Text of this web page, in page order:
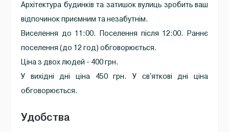
Архітектура будинків та затишок вулиць зробить ваш
відпочинок приємним та незабутнім.
Виселення до 11:00. Поселення після 12:00. Раннє
поселення (до 12 год) обговорюється.
Ціна з двох людей - 400 грн.
У вихідні дні ціна 450 грн. У св'яткові дні ціна
обговорюється.
Удобства